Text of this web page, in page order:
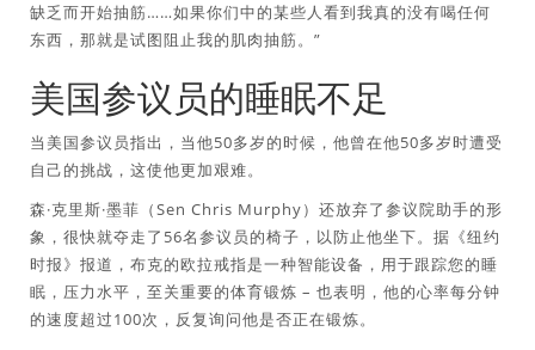
缺乏而开始抽筋……如果你们中的某些人看到我真的没有喝任何
东西，那就是试图阻止我的肌肉抽筋。”
美国参议员的睡眠不足
当美国参议员指出，当他50多岁的时候，他曾在他50多岁时遭受
自己的挑战，这使他更加艰难。
森·克里斯·墨菲（Sen Chris Murphy）还放弃了参议院助手的形
象，很快就夺走了56名参议员的椅子，以防止他坐下。据《纽约
时报》报道，布克的欧拉戒指是一种智能设备，用于跟踪您的睡
眠，压力水平，至关重要的体育锻炼 – 也表明，他的心率每分钟
的速度超过100次，反复询问他是否正在锻炼。